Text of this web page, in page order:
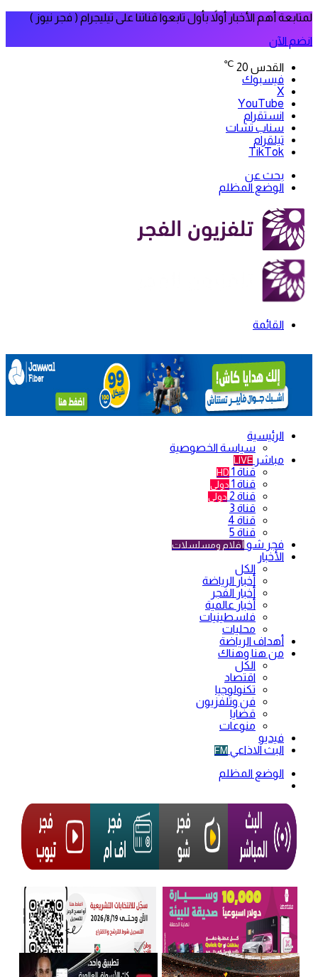
لمتابعة أهم الأخبار أولاً بأول تابعوا قناتنا على تيليجرام ( فجر نيوز )
انضم الآن
القدس 20
℃
فيسبوك
‫X
‫YouTube
انستقرام
سناب تشات
تيلقرام
‫TikTok
بحث عن
الوضع المظلم
القائمة
الرئيسية
سياسة الخصوصية
مباشر LIVE
قناة 1 HD
قناة 1 دولي
قناة 2 دولي
قناة 3
قناة 4
قناة 5
فجر شو أفلام ومسلسلات
الأخبار
الكل
أخبار الرياضة
أخبار الفجر
أخبار عالمية
فلسطينيات
محليات
أهداف الرياضة
من هنا وهناك
الكل
اقتصاد
تكنولوجيا
فن وتلفزيون
قضايا
منوعات
فيديو
البث الاذاعي FM
الوضع المظلم